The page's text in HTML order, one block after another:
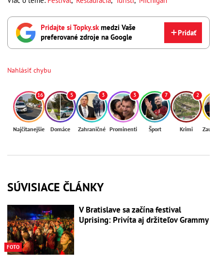
Pridajte si Topky.skmedzi Vaše
preferované zdroje na Google
Pridať
Nahlásiť chybu
16
Najčítanejšie
5
Domáce
3
Zahraničné
3
Prominenti
7
Šport
2
Krimi
SÚVISIACE ČLÁNKY
FOTO
V Bratislave sa začína festival
Uprising: Privíta aj držiteľov Grammy